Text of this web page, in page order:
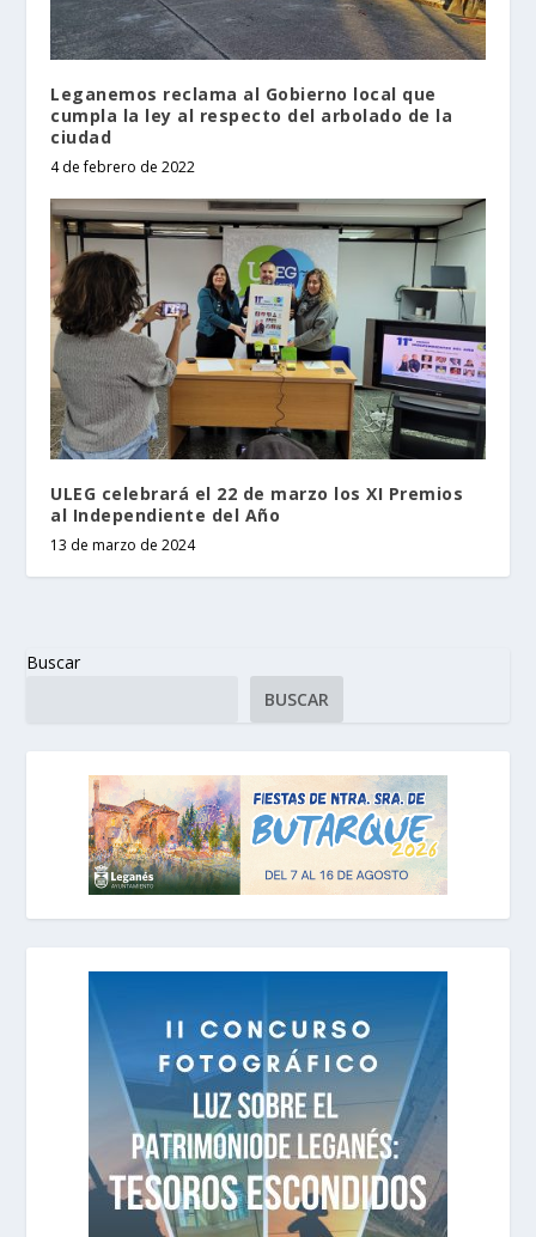
Leganemos reclama al Gobierno local que
cumpla la ley al respecto del arbolado de la
ciudad
4 de febrero de 2022
ULEG celebrará el 22 de marzo los XI Premios
al Independiente del Año
13 de marzo de 2024
Buscar
BUSCAR